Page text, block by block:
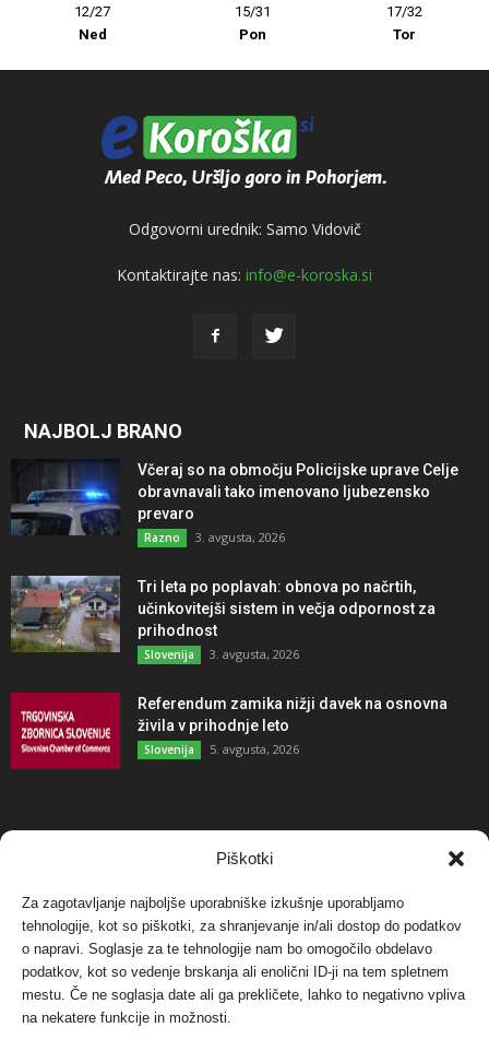
Piškotki
Za zagotavljanje najboljše uporabniške izkušnje uporabljamo
tehnologije, kot so piškotki, za shranjevanje in/ali dostop do podatkov
o napravi. Soglasje za te tehnologije nam bo omogočilo obdelavo
podatkov, kot so vedenje brskanja ali enolični ID-ji na tem spletnem
mestu. Če ne soglasja date ali ga prekličete, lahko to negativno vpliva
na nekatere funkcije in možnosti.
12/27
Ned
15/31
Pon
17/32
Tor
Odgovorni urednik: Samo Vidovič
Kontaktirajte nas: info@e-koroska.si
NAJBOLJ BRANO
Včeraj so na območju Policijske uprave Celje
obravnavali tako imenovano ljubezensko
prevaro
Razno 3. avgusta, 2026
Tri leta po poplavah: obnova po načrtih,
učinkovitejši sistem in večja odpornost za
prihodnost
Slovenija 3. avgusta, 2026
Referendum zamika nižji davek na osnovna
živila v prihodnje leto
Slovenija 5. avgusta, 2026
NAJBOLJ KOMENTIRANO
Protest proti vetrnim elektrarnam na Ojstrici, v
svetu pa vedno bolj...
Dogodki 12. maja, 2017
Tožilstvo v Celovcu v korist elektrarnam
Verbund